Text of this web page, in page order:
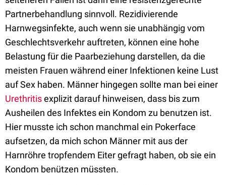
Partnerbehandlung sinnvoll. Rezidivierende
Harnwegsinfekte, auch wenn sie unabhängig vom
Geschlechtsverkehr auftreten, können eine hohe
Belastung für die Paarbeziehung darstellen, da die
meisten Frauen während einer Infektionen keine Lust
auf Sex haben. Männer hingegen sollte man bei einer
Urethritisexplizit darauf hinweisen, dass bis zum
Ausheilen des Infektes ein Kondom zu benutzen ist.
Hier musste ich schon manchmal ein Pokerface
aufsetzen, da mich schon Männer mit aus der
Harnröhre tropfendem Eiter gefragt haben, ob sie ein
Kondom benützen müssten.